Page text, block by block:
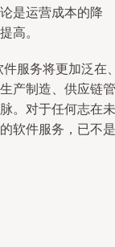
是运营成本的降
高。
服务将更加泛在
产制造、供应链管
。对于任何志在未
软件服务，已不是